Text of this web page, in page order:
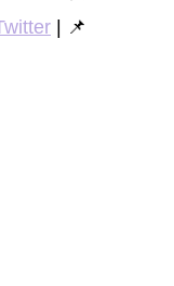
| 📌